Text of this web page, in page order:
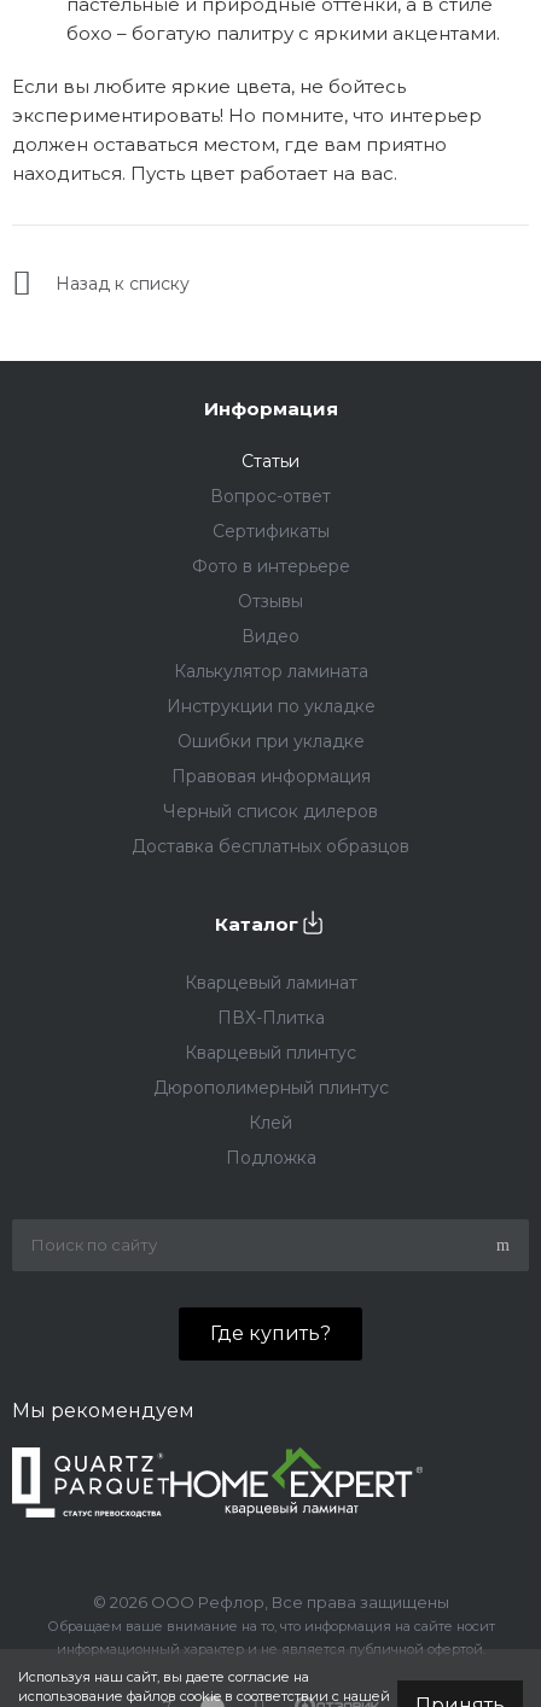
бохо – богатую палитру с яркими акцентами.
Если вы любите яркие цвета, не бойтесь
экспериментировать! Но помните, что интерьер
должен оставаться местом, где вам приятно
находиться. Пусть цвет работает на вас.
Назад к списку
Информация
Статьи
Вопрос-ответ
Сертификаты
Фото в интерьере
Отзывы
Видео
Калькулятор ламината
Инструкции по укладке
Ошибки при укладке
Правовая информация
Черный список дилеров
Доставка бесплатных образцов
Каталог
Кварцевый ламинат
ПВХ-Плитка
Кварцевый плинтус
Дюрополимерный плинтус
Клей
Подложка
Где купить?
Мы рекомендуем
© 2026 ООО Рефлор, Все права защищены
Обращаем ваше внимание на то, что информация на сайте носит
информационный характер и не является публичной офертой.
Используя наш сайт, вы даете согласие на
использование файлов cookie в соответствии с нашей